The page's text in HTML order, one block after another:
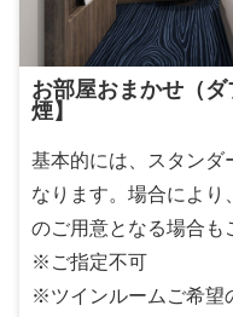
お部屋おまかせ（
煙】
基本的には、スタンダ
なります。場合により
のご用意となる場合も
※ご指定不可
※ツインルームご希望